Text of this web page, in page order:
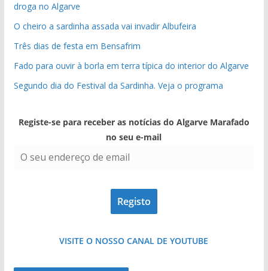
droga no Algarve
O cheiro a sardinha assada vai invadir Albufeira
Três dias de festa em Bensafrim
Fado para ouvir à borla em terra típica do interior do Algarve
Segundo dia do Festival da Sardinha. Veja o programa
Registe-se para receber as notícias do Algarve Marafado
no seu e-mail
VISITE O NOSSO CANAL DE YOUTUBE